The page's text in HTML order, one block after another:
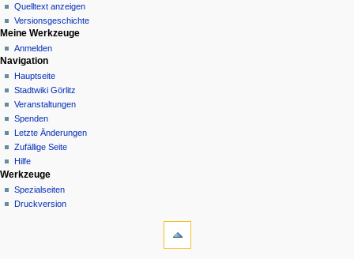
Quelltext anzeigen
Versionsgeschichte
Meine Werkzeuge
Anmelden
Navigation
Hauptseite
Stadtwiki Görlitz
Veranstaltungen
Spenden
Letzte Änderungen
Zufällige Seite
Hilfe
Werkzeuge
Spezialseiten
Druckversion